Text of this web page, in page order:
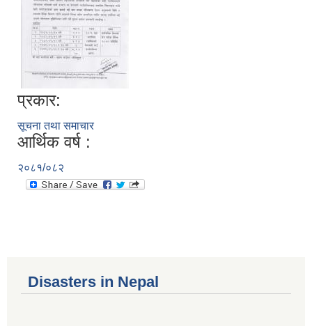
प्रकार:
सूचना तथा समाचार
आर्थिक वर्ष :
२०८१/०८२
Disasters in Nepal